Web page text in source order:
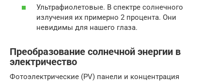
Ультрафиолетовые. В спектре солнечного
излучения их примерно 2 процента. Они
невидимы для нашего глаза.
Преобразование солнечной энергии в
электричество
Фотоэлектрические (PV) панели и концентрация